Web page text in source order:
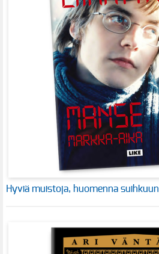
Hyviä muistoja, huomenna suihkuun